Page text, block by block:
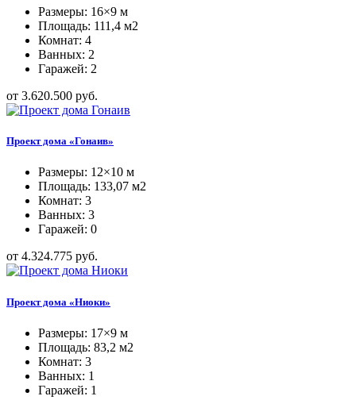
Размеры: 16×9 м
Площадь: 111,4 м2
Комнат: 4
Ванных: 2
Гаражей: 2
от 3.620.500 руб.
Проект дома «Гонаив»
Размеры: 12×10 м
Площадь: 133,07 м2
Комнат: 3
Ванных: 3
Гаражей: 0
от 4.324.775 руб.
Проект дома «Ниоки»
Размеры: 17×9 м
Площадь: 83,2 м2
Комнат: 3
Ванных: 1
Гаражей: 1